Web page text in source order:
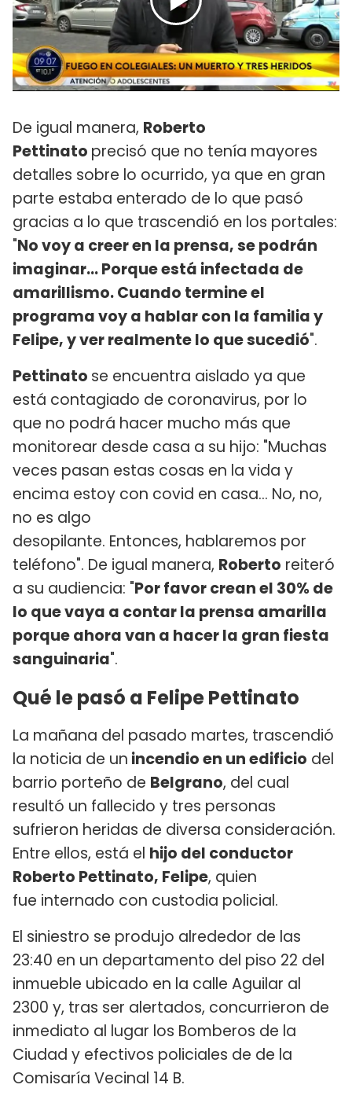
De igual manera, Roberto
Pettinato precisó que no tenía mayores
detalles sobre lo ocurrido, ya que en gran
parte estaba enterado de lo que pasó
gracias a lo que trascendió en los portales:
"No voy a creer en la prensa, se podrán
imaginar... Porque está infectada de
amarillismo. Cuando termine el
programa voy a hablar con la familia y
Felipe, y ver realmente lo que sucedió".
Pettinato se encuentra aislado ya que
está contagiado de coronavirus, por lo
que no podrá hacer mucho más que
monitorear desde casa a su hijo: "Muchas
veces pasan estas cosas en la vida y
encima estoy con covid en casa... No, no,
no es algo
desopilante. Entonces, hablaremos por
teléfono". De igual manera, Roberto reiteró
a su audiencia: "Por favor crean el 30% de
lo que vaya a contar la prensa amarilla
porque ahora van a hacer la gran fiesta
sanguinaria".
Qué le pasó a Felipe Pettinato
La mañana del pasado martes, trascendió
la noticia de un incendio en un edificio del
barrio porteño de Belgrano, del cual
resultó un fallecido y tres personas
sufrieron heridas de diversa consideración.
Entre ellos, está el hijo del conductor
Roberto Pettinato, Felipe, quien
fue internado con custodia policial.
El siniestro se produjo alrededor de las
23:40 en un departamento del piso 22 del
inmueble ubicado en la calle Aguilar al
2300 y, tras ser alertados, concurrieron de
inmediato al lugar los Bomberos de la
Ciudad y efectivos policiales de de la
Comisaría Vecinal 14 B.